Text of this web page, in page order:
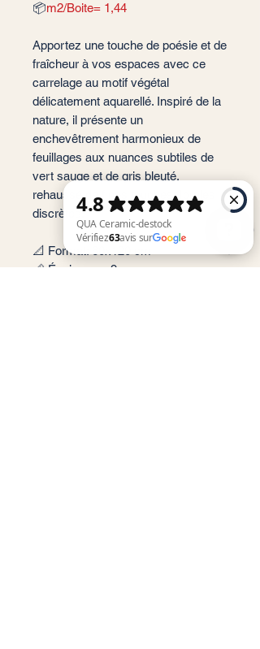
📦m2/Boite= 1,44
Apportez une touche de poésie et de
fraîcheur à vos espaces avec ce
carrelage au motif végétal
délicatement aquarellé. Inspiré de la
nature, il présente un
enchevêtrement harmonieux de
feuillages aux nuances subtiles de
vert sauge et de gris bleuté,
rehaussé de fines touches florales
discrètes.
📐 Format: 60x120 cm
📏 Épaisseur : 9 mm